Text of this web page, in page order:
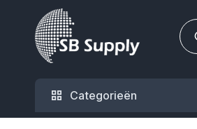
Ga naar de inhoud
Categorieën